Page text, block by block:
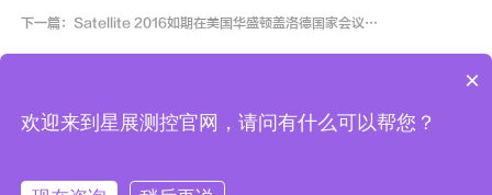
下一篇：Satellite 2016如期在美国华盛顿盖洛德国家会议中心召开
COPYRIGHT(©)2007-2025 星展测控科技股份有限公司
陕ICP备10000878号-3
×
欢迎来到星展测控官网，请问有什么可以帮您？